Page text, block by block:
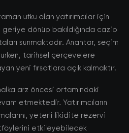
ufku olan yatırımcılar için
dönüp bakıldığında cazip
sunmaktadır. Anahtar, seçim
tarihsel çerçevelere
yeni fırsatlara açık kalmaktır.
arz öncesi ortamındaki
etmektedir. Yatırımcıların
yeterli likidite rezervi
etkileyebilecek